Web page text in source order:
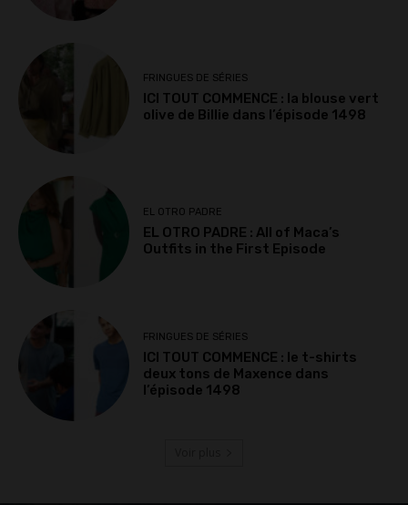
FRINGUES DE SÉRIES
ICI TOUT COMMENCE : la blouse vert
olive de Billie dans l’épisode 1498
EL OTRO PADRE
EL OTRO PADRE : All of Maca’s
Outfits in the First Episode
FRINGUES DE SÉRIES
ICI TOUT COMMENCE : le t-shirts
deux tons de Maxence dans
l’épisode 1498